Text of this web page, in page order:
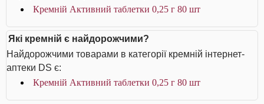
Кремній Активний таблетки 0,25 г 80 шт
Які кремній є найдорожчими?
Найдорожчими товарами в категорії кремній інтернет-
аптеки DS є:
Кремній Активний таблетки 0,25 г 80 шт